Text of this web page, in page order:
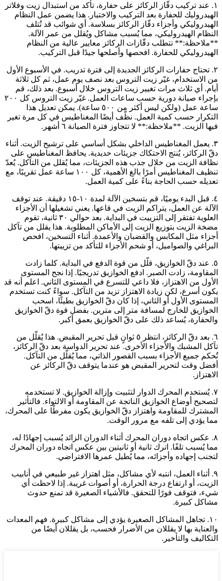
١. عند تركيب دقّاز الركائز على حفارة، تأكد من استبدال زيت وفلاتر
الهيدروليك للحفارة بعد التركيب والاختبار. هذا يضمن عمل النظام
الهيدروليكي وأجزاء دقّاز الركائز بسلاسة. أي شوائب قد تُتلف
النظام الهيدروليكي، مما يُسبب مشاكل ويُقلل من عمر الآلة.
**ملاحظة:** تتطلب دقّازات الركائز معايير عالية من النظام
الهيدروليكي للحفارة. افحصها وأصلحها جيدًا قبل التركيب.
٢. تحتاج حفارات الركائز الجديدة إلى فترة تدريب. في الأسبوع الأول
من الاستخدام، غيّر زيت التروس بعد نصف يوم عمل، ثم كل ثلاثة
أيام. أي ثلاث مرات تغيير زيت التروس خلال أسبوع. بعد ذلك، قم
بإجراء صيانة دورية حسب ساعات العمل. غيّر زيت التروس كل ٢٠٠
ساعة عمل (ولكن ليس أكثر من ٥٠٠ ساعة). يمكن تعديل هذا
التكرار حسب كمية العمل. نظّف أيضًا المغناطيس في كل مرة تغير
فيها الزيت. **ملاحظة:** لا تتجاوز فترة الصيانة ٦ أشهر.
٣. يعمل المغناطيس الداخلي بشكل أساسي على ترشيح الزيت. أثناء
دقّ الركائز، يُنتج الاحتكاك جزيئات حديدية. يحافظ المغناطيس على
نظافة الزيت من خلال جذب هذه الجزيئات، مما يُقلل من التآكل. يُعدّ
تنظيف المغناطيس أمرًا بالغ الأهمية، كل ١٠٠ ساعة عمل تقريبًا، مع
تعديله حسب الحاجة بناءً على كمية العمل.
٤. قبل البدء يوميًا، قم بتسخين الآلة لمدة ١٠-١٥ دقيقة. عند توقف
الآلة عن العمل، يتراكم الزيت في قاعها. يعني تشغيلها أن الأجزاء
العلوية تفتقر إلى التزييت في البداية. بعد حوالي ٣٠ ثانية، تقوم
مضخة الزيت بتوزيع الزيت إلى الأماكن المطلوبة. هذا يقلل من تآكل
أجزاء مثل المكابس والقضبان والأعمدة. أثناء التسخين، افحص
البراغي والصواميل، أو شحم الأجزاء للتأكد من تزييتها.
٥. عند دقّ الخوازيق، قلّل من قوة الدفع في البداية. كلما زادت
المقاومة، زادت الصبر. ادفع الخوازيق تدريجيًا. إذا نجح المستوى
الأول من الاهتزاز، فلا داعي للتسرع في المستوى الثاني. اعلم أنه قد
يكون أسرع، لكن زيادة الاهتزاز تزيد من التآكل. سواءً كنت تستخدم
المستوى الأول أو الثاني، إذا كان دقّ الخوازيق بطيئًا، اسحب
الخوازيق للخارج لمسافة متر إلى مترين. بفضل قوة دقّ الخوازيق
والحفارة، يُساعد ذلك على دقّ الخوازيق بعمق أكبر.
٦. بعد دقّ الركائز، انتظر ٥ ثوانٍ قبل تحرير المقبض. هذا يُقلّل من
تآكل المشبك والأجزاء الأخرى. عند تحرير الدواسة بعد دقّ الركائز،
تُحكم جميع الأجزاء بسبب القصور الذاتي، مما يُقلّل من التآكل.
أفضل وقت لتحرير المقبض هو عندما يتوقف دقّ الركائز عن
الاهتزاز.
٧. يُستخدم المحرك الدوار لتثبيت وإزالة الخوازيق. لا تستخدمه
لتصحيح أوضاع الخوازيق الناتجة عن المقاومة أو الالتواء. فالتأثير
المشترك للمقاومة واهتزاز دقّ الخوازيق يكون مفرطًا على المحرك،
مما يؤدي إلى تلفه مع مرور الوقت.
٨. عكس اتجاه دوران المحرك أثناء الدوران الزائد يُسبب إجهادًا له،
مما يُسبب تلفًا. اترك ثانية أو ثانيتين بين عكس اتجاه دوران المحرك
لتجنب إجهاده وأجزائه، مما يُطيل عمرها الافتراضي.
٩. أثناء العمل، انتبه لأي مشاكل، مثل اهتزاز غير طبيعي في أنابيب
الزيت، أو ارتفاع درجة الحرارة، أو أصوات غريبة. إذا لاحظت أي
شيء، فتوقف فورًا للتحقق. فالأشياء الصغيرة قد تمنع حدوث
مشاكل كبيرة.
١٠. تجاهل المشاكل الصغيرة يؤدي إلى مشاكل كبيرة. فهم المعدات
والعناية بها لا يقللان من الأضرار فحسب، بل يقللان أيضًا من
التكاليف والتأخير.